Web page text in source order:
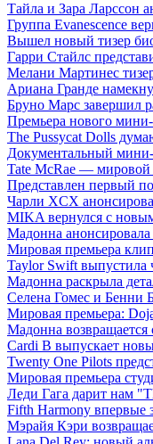
Тайла и Зара Ларссон
Группа Evanescence
Вышел новый тизер
Гарри Стайлс
Мелани Мартинес
Ариана Гранде
Бруно Марс завершил
Премьера нового
The Pussycat Dolls
Документальный мини-
Tate McRae — мировой
Представлен первый
Чарли XCX
MIKA вернулся с
Мадонна анонсировала
Мировая премьера
Taylor Swift выпустила
Мадонна раскрыла
Селена Гомес и Бенни
Мировая премьера:
Мадонна
Cardi B выпускает
Twenty One Pilots
Мировая премьера
Леди Гага дарит нам
Fifth Harmony впервые
Мэрайя Кэри